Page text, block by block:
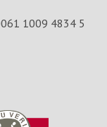
1009 4834 5